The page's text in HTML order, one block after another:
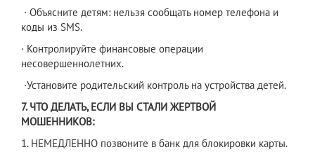
· Объясните детям: нельзя сообщать номер телефона и
коды из SMS.
· Контролируйте финансовые операции
несовершеннолетних.
·Установите родительский контроль на устройства детей.
7. ЧТО ДЕЛАТЬ, ЕСЛИ ВЫ СТАЛИ ЖЕРТВОЙ
МОШЕННИКОВ:
1. НЕМЕДЛЕННО позвоните в банк для блокировки карты.